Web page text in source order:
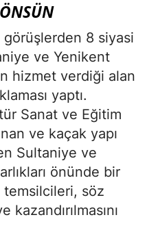
görüşlerden 8 siyasi
ve Yenikent
hizmet verdiği alan
yaptı.
Sanat ve Eğitim
ve kaçak yapı
Sultaniye ve
önünde bir
söz
kazandırılmasını